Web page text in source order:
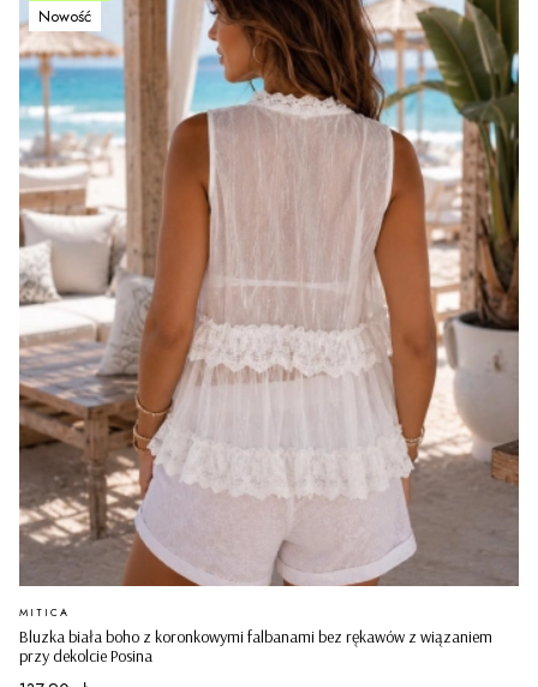
Nowość
Bluzka biała boho z koronkowymi falbanami bez rękawów z wiązaniem
przy dekolcie Posina
PRODUCENT
MITICA